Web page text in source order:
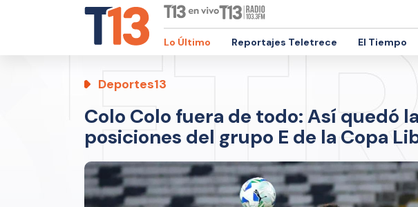
Lo Último Reportajes Teletrece El Tiempo
Deportes13
Colo Colo fuera de todo: Así quedó
posiciones del grupo E de la Copa